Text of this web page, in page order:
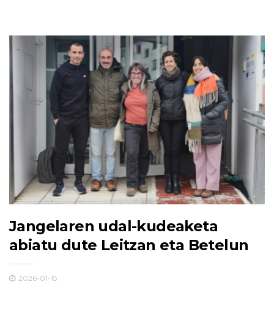
Jangelaren udal-kudeaketa
abiatu dute Leitzan eta Betelun
2026-01-15